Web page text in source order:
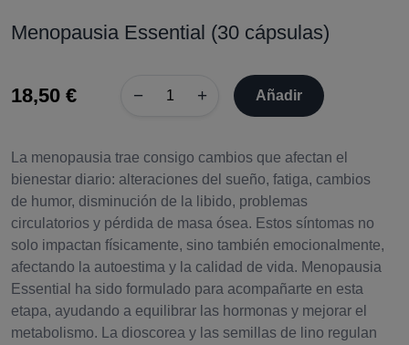
Menopausia Essential (30 cápsulas)
18,50 € − + Añadir
La menopausia trae consigo cambios que afectan el
bienestar diario: alteraciones del sueño, fatiga, cambios
de humor, disminución de la libido, problemas
circulatorios y pérdida de masa ósea. Estos síntomas no
solo impactan físicamente, sino también emocionalmente,
afectando la autoestima y la calidad de vida. Menopausia
Essential ha sido formulado para acompañarte en esta
etapa, ayudando a equilibrar las hormonas y mejorar el
metabolismo. La dioscorea y las semillas de lino regulan